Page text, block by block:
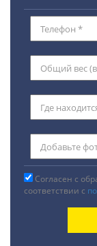
Согласен с
соответствии с